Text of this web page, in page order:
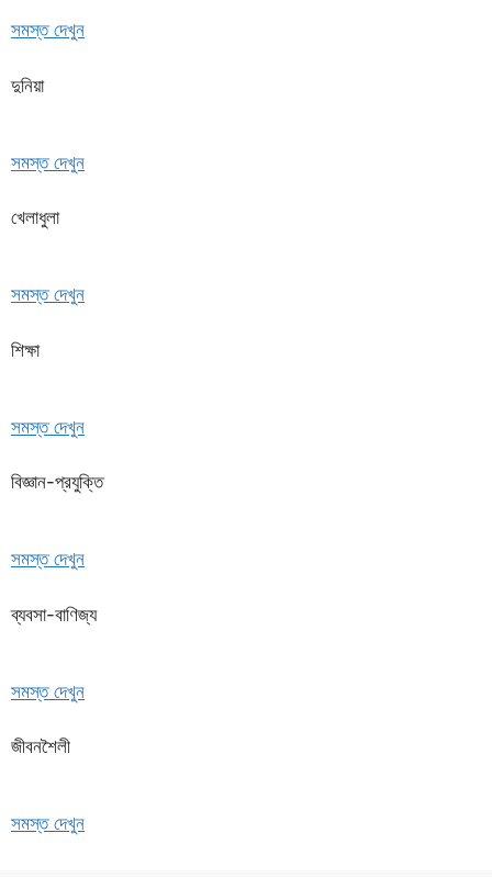
সমস্ত দেখুন
দুনিয়া
সমস্ত দেখুন
খেলাধুলা
সমস্ত দেখুন
শিক্ষা
সমস্ত দেখুন
বিজ্ঞান-প্রযুক্তি
সমস্ত দেখুন
ব্যবসা-বাণিজ্য
সমস্ত দেখুন
জীবনশৈলী
সমস্ত দেখুন